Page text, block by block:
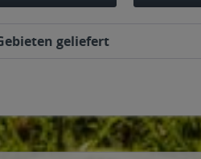
geliefert